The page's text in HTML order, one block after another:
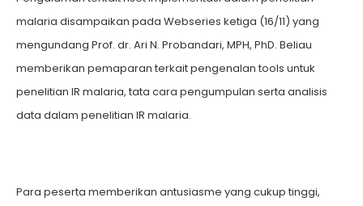
malaria disampaikan pada Webseries ketiga (16/11) yang
mengundang Prof. dr. Ari N. Probandari, MPH, PhD. Beliau
memberikan pemaparan terkait pengenalan tools untuk
penelitian IR malaria, tata cara pengumpulan serta analisis
data dalam penelitian IR malaria.
Para peserta memberikan antusiasme yang cukup tinggi,